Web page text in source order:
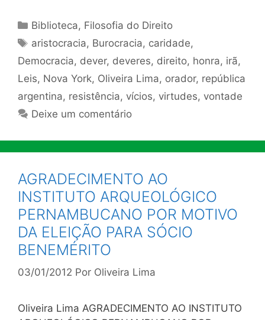
Categorias
Biblioteca, Filosofia do Direito
Tags
aristocracia, Burocracia, caridade,
Democracia, dever, deveres, direito, honra, irã,
Leis, Nova York, Oliveira Lima, orador, república
argentina, resistência, vícios, virtudes, vontade
Deixe um comentário
AGRADECIMENTO AO
INSTITUTO ARQUEOLÓGICO
PERNAMBUCANO POR MOTIVO
DA ELEIÇÃO PARA SÓCIO
BENEMÉRITO
03/01/2012 Por Oliveira Lima
Oliveira Lima AGRADECIMENTO AO INSTITUTO